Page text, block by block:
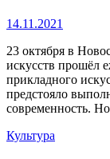
14.11.2021
23 октября в
искусств прошёл
прикладного
предстояло
современность.
Культура